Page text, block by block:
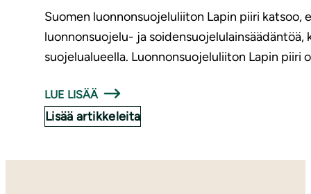
Suomen luonnonsuojeluliiton Lapin piiri
luonnonsuojelu- ja soidensuojelulainsäädäntöä,
suojelualueella. Luonnonsuojeluliiton Lapin
LUE LISÄÄ
Lisää artikkeleita